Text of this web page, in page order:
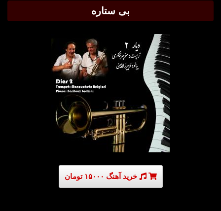
بی ستاره
خرید آهنگ ۱۵۰۰۰ تومان